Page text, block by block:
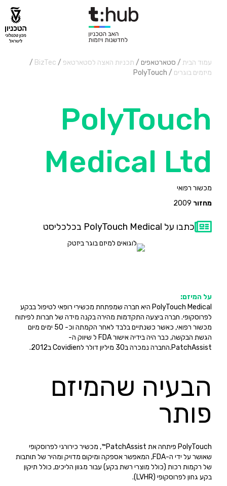
עמוד הבית / סטארטאפים / תכניות האצה לסטארטאפ /
BizTec
/
מיזמים בוגרים / PolyTouch
PolyTouch
Medical Ltd
מכשור רפואי
מחזור
כתבו על PolyTouch Medical בכלכליסט
על המיזם:
PolyTouch Medical היא חברה שמפתחת מכשירי רופאי לטיפול בבקע
לפרוסקופי. חברה ביצעה התקדמות מהירה בקנה מידה של חברות לפיתוח
מכשור רפואי, כאשר כשנתיים בלבד לאחר הקמתה וכ- 50 ימים מיום
הגשת הבקשה, כבר היה בידיה אישור FDA ל שיווק ה-
PatchAssist.החברה נמכרה ב30 מיליון דולר לCovidien ב2012.
הבעיה שהמיזם
פותר
PolyTouch פיתחה את PatchAssist™, מכשיר כירורגי לפרוסקופי
שאושר על ידי ה-FDA, המאפשר אספקה ומיקום מדויק ומהיר של תותבות
של רקמות רכות (כולל מוצרי רשת בקע) עבור מגוון הליכים, כולל תיקון
בקע גחון לפרוסקופי (LVHR).